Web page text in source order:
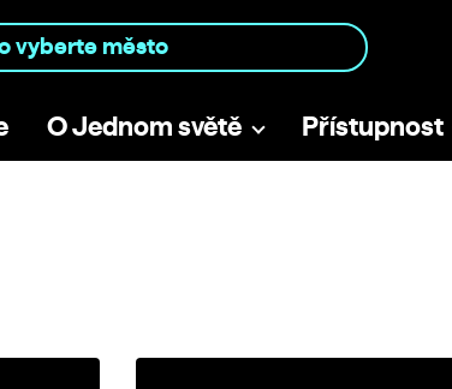
O Jednom světě Přístupnost